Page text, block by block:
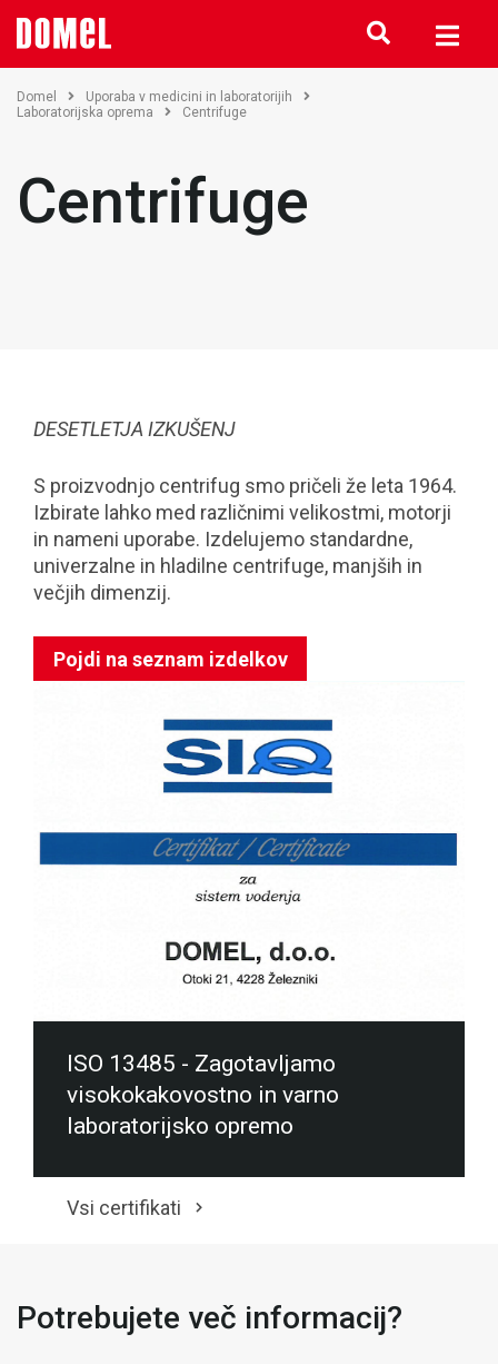
Domel
Uporaba v medicini in laboratorijih
Laboratorijska oprema
Centrifuge
Centrifuge
DESETLETJA IZKUŠENJ
S proizvodnjo centrifug smo pričeli že leta 1964.
Izbirate lahko med različnimi velikostmi, motorji
in nameni uporabe. Izdelujemo standardne,
univerzalne in hladilne centrifuge, manjših in
večjih dimenzij.
Pojdi na seznam izdelkov
ISO 13485 - Zagotavljamo
visokokakovostno in varno
laboratorijsko opremo
Vsi certifikati
Potrebujete več informacij?